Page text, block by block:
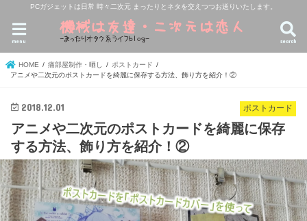
PCガジェットは日常 時々二次元 まったりとネタを交えつつお送りいたします。
search
menu
HOME 痛部屋制作・晒し
ポストカード
アニメや二次元のポストカードを綺麗に保存する方法、飾り方を紹介！②
ポストカード
2018.12.01
アニメや二次元のポストカードを綺麗に保存
する方法、飾り方を紹介！②